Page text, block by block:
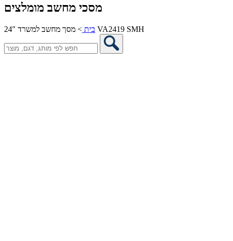
מסכי מחשב מומלצים
בית > מסך מחשב למשרד 24″ VA2419 SMH